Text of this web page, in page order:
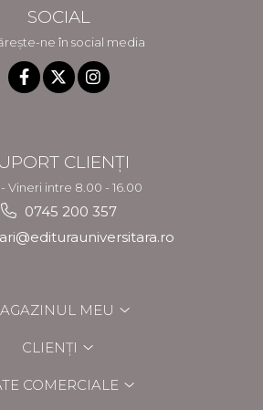
SOCIAL
ne în social media
CLIENȚI
- Vineri intre 8.00 - 16.00
0745 200 357
MEU
CLIENȚI
COMERCIALE